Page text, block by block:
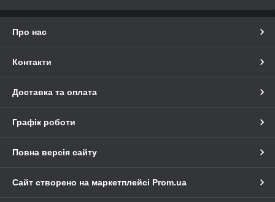
Про нас
Контакти
Доставка та оплата
Графік роботи
Повна версія сайту
Сайт створено на маркетплейсі Prom.ua